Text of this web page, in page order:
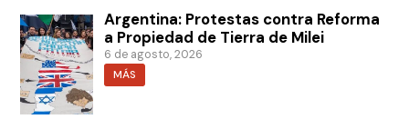
Argentina: Protestas contra Reforma
a Propiedad de Tierra de Milei
6 de agosto, 2026
MÁS